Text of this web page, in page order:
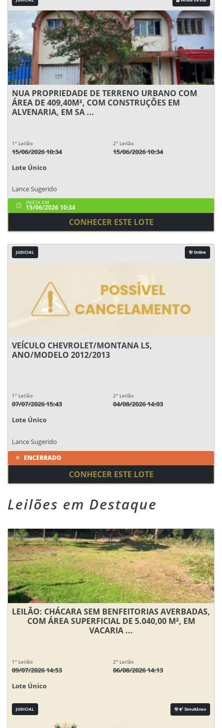
NUA PROPRIEDADE DE TERRENO URBANO COM
ÁREA DE 409,40M², COM CONSTRUÇÕES EM
ALVENARIA, EM SA ...
1° Leilão
15/06/2026 10:34
2° Leilão
15/06/2026 10:34
Lote Único
Lance Sugerido
INICIA EM
15/06/2026 10:34
CONHECER ESTE LOTE
JUDICIAL Online
VEÍCULO CHEVROLET/MONTANA LS,
ANO/MODELO 2012/2013
1° Leilão
07/07/2026 15:43
2° Leilão
04/08/2026 14:03
Lote Único
Lance Sugerido
ENCERRADO
CONHECER ESTE LOTE
Leilões em Destaque
LEILÃO: CHÁCARA SEM BENFEITORIAS AVERBADAS,
COM ÁREA SUPERFICIAL DE 5.040,00 M², EM
VACARIA ...
1° Leilão
09/07/2026 14:53
2° Leilão
06/08/2026 14:13
Lote Único
JUDICIAL Simultâneo